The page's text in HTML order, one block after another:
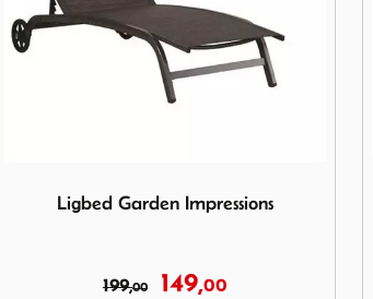
Ligbed Garden Impressions
199,00 149,00